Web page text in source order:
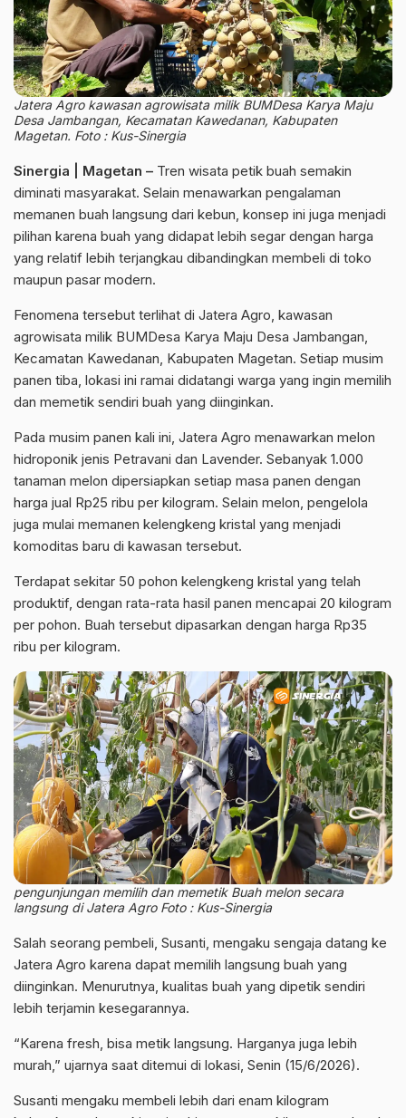
Jatera Agro kawasan agrowisata milik BUMDesa Karya Maju
Desa Jambangan, Kecamatan Kawedanan, Kabupaten
Magetan. Foto : Kus-Sinergia
Sinergia | Magetan – Tren wisata petik buah semakin
diminati masyarakat. Selain menawarkan pengalaman
memanen buah langsung dari kebun, konsep ini juga menjadi
pilihan karena buah yang didapat lebih segar dengan harga
yang relatif lebih terjangkau dibandingkan membeli di toko
maupun pasar modern.
Fenomena tersebut terlihat di Jatera Agro, kawasan
agrowisata milik BUMDesa Karya Maju Desa Jambangan,
Kecamatan Kawedanan, Kabupaten Magetan. Setiap musim
panen tiba, lokasi ini ramai didatangi warga yang ingin memilih
dan memetik sendiri buah yang diinginkan.
Pada musim panen kali ini, Jatera Agro menawarkan melon
hidroponik jenis Petravani dan Lavender. Sebanyak 1.000
tanaman melon dipersiapkan setiap masa panen dengan
harga jual Rp25 ribu per kilogram. Selain melon, pengelola
juga mulai memanen kelengkeng kristal yang menjadi
komoditas baru di kawasan tersebut.
Terdapat sekitar 50 pohon kelengkeng kristal yang telah
produktif, dengan rata-rata hasil panen mencapai 20 kilogram
per pohon. Buah tersebut dipasarkan dengan harga Rp35
ribu per kilogram.
pengunjungan memilih dan memetik Buah melon secara
langsung di Jatera Agro Foto : Kus-Sinergia
Salah seorang pembeli, Susanti, mengaku sengaja datang ke
Jatera Agro karena dapat memilih langsung buah yang
diinginkan. Menurutnya, kualitas buah yang dipetik sendiri
lebih terjamin kesegarannya.
“Karena fresh, bisa metik langsung. Harganya juga lebih
murah,” ujarnya saat ditemui di lokasi, Senin (15/6/2026).
Susanti mengaku membeli lebih dari enam kilogram